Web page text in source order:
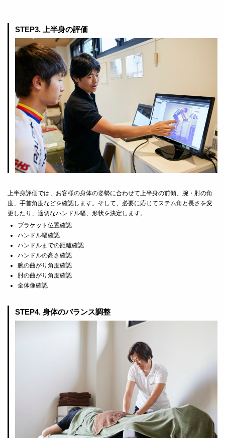
STEP3. 上半身の評価
上半身評価では、お客様の身体の姿勢に合わせて上半身の前傾、腕・肘の角
度、手首角度などを確認します。そして、必要に応じてステム角と長さを変
更したり、適切なハンドル幅、形状を決定します。
ブラケット位置確認
ハンドル幅確認
ハンドルまでの距離確認
ハンドルの高さ確認
腕の曲がり角度確認
肘の曲がり角度確認
全体像確認
STEP4. 身体のバランス調整